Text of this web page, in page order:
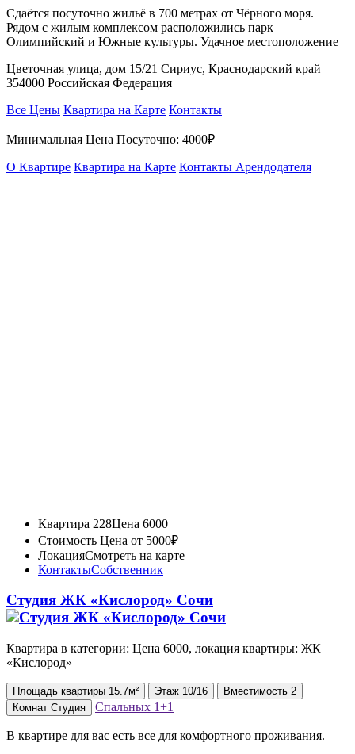
Сдаётся посуточно жильё в 700 метрах от Чёрного моря.
Рядом с жилым комплексом расположились парк
Олимпийский и Южные культуры. Удачное местоположение
Цветочная улица, дом 15/21 Сириус, Краснодарский край
354000 Российская Федерация
Все Цены Квартира на Карте Контакты
Минимальная Цена Посуточно: 4000₽
О Квартире Квартира на Карте Контакты Арендодателя
Квартира 228Цена 6000
Стоимость Цена от 5000₽
ЛокацияСмотреть на карте
КонтактыСобственник
Студия ЖК «Кислород» Сочи
Квартира в категории: Цена 6000, локация квартиры: ЖК
«Кислород»
Площадь квартиры 15.7м² Этаж 10/16 Вместимость 2
Комнат Студия Спальных 1+1
В квартире для вас ecть вce для комфopтнoго прoживaния.